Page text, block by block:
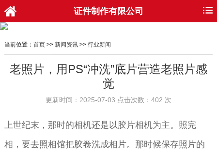
证件制作有限公司
当前位置： 首页>> 新闻资讯>> 行业新闻
老照片，用PS“冲洗”底片营造老照片感
觉
更新时间：2025-07-03 点击次数：402 次
上世纪末，那时的相机还是以胶片相机为主。照完
相，要去照相馆把胶卷洗成相片。那时候保存照片的